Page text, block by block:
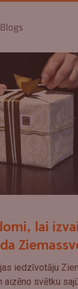
Blogs
lai
iedzīvotāju
aizēno svētku